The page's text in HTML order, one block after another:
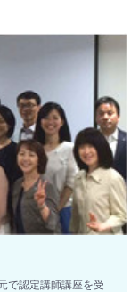
で認定講師講座を受